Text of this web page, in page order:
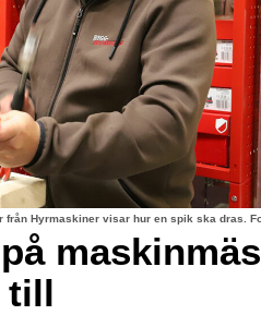
från Hyrmaskiner visar hur en spik ska dras.
till